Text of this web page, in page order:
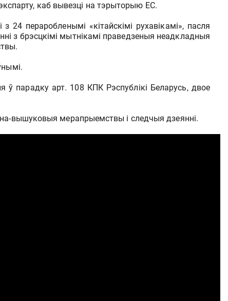
каб вывезці на тэрыторыю ЕС.
24 пераробленымі «кітайскімі рухавікамі», пасля
з брэсцкiмi мытнікамі праведзеныя неадкладныя
парадку арт. 108 КПК Рэспублікі Беларусь, двое
вышуковыя мерапрыемствы і следчыя дзеянні.